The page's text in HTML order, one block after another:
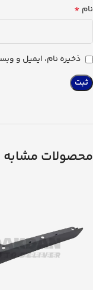
نام *
ذخیره نام، ایمیل و
محصولات مشابه